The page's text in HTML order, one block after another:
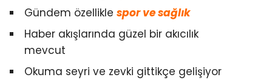
Gündem özellikle spor ve sağlık
Haber akışlarında güzel bir akıcılık
mevcut
Okuma seyri ve zevki gittikçe gelişiyor